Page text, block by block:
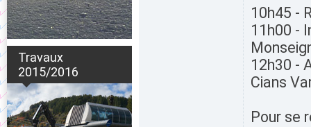
Travaux
2015/2016
10h45 -
11h00 -
12h30 -
Cians
Pour se